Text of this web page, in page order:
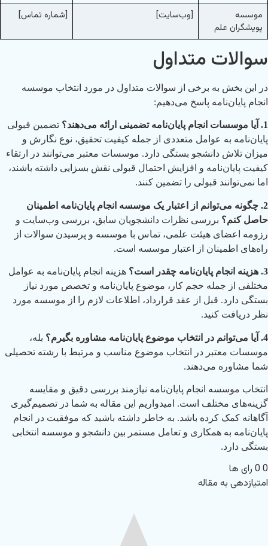
موسسه
پویشگران علم
[وب‌سایت] [شماره تماس]
سوالات متداول
در این بخش به برخی از سوالات متداول در مورد انتخاب موسسه
انجام پایان‌نامه پاسخ می‌دهیم:
1. آیا موسسات انجام پایان‌نامه تضمینی ارائه می‌دهند؟
تضمین قبولی
پایان‌نامه به عوامل متعددی از جمله کیفیت تحقیق، نوع نگارش و
میزان تلاش دانشجو بستگی دارد. موسسات معتبر می‌توانند در ارتقاء
کیفیت پایان‌نامه و افزایش احتمال قبولی نقش بسزایی داشته باشند،
اما نمی‌توانند قبولی را تضمین کنند.
2. چگونه می‌توانم از اعتبار یک موسسه انجام پایان‌نامه اطمینان
حاصل کنم؟ بررسی نظرات دانشجویان سابق، بررسی وب‌سایت و
رزومه اعضای هیئت علمی، تماس با موسسه و پرسیدن سوالات از
راه‌های اطمینان از اعتبار موسسه است.
3. هزینه انجام پایان‌نامه چقدر است؟
هزینه انجام پایان‌نامه به عوامل
مختلفی از جمله حجم کار، موضوع پایان‌نامه و تخصص مورد نیاز
بستگی دارد. قبل از عقد قرارداد، اطلاعات لازم را از موسسه مورد
نظر دریافت کنید.
4. آیا می‌توانم در انتخاب موضوع پایان‌نامه مشاوره بگیرم؟
بله،
موسسات معتبر در انتخاب موضوع مناسب و مرتبط با رشته تحصیلی
شما مشاوره می‌دهند.
انتخاب موسسه انجام پایان‌نامه نیازمند بررسی دقیق و مقایسه
گزینه‌های مختلف است. امیدواریم این مقاله به شما در تصمیم‌گیری
آگاهانه کمک کرده باشد. به خاطر داشته باشید که موفقیت در انجام
پایان‌نامه به همکاری و تعامل مستمر بین دانشجو و موسسه انتخابی
بستگی دارد.
0
0 رای ها
امتیازدهی به مقاله